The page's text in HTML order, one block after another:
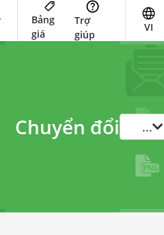
Bảng
giá
Trợ
giúp
VI
Chuyển đổi ...